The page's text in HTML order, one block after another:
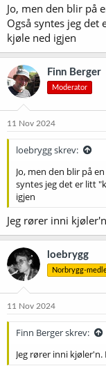
Jo, men den blir på
Også syntes jeg
kjøle ned igjen
Finn Berger
Moderator
11 Nov 2024
loebrygg skrev:
Jo, men den blir på
syntes jeg det er litt
igjen
Jeg rører inni
loebrygg
Norbrygg-
11 Nov 2024
Finn Berger skrev:
Jeg rører inni